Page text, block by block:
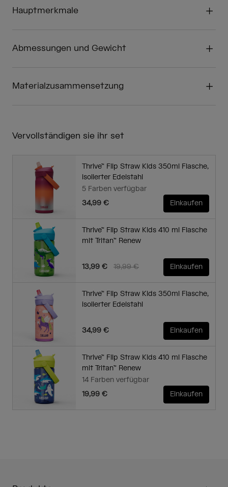
Hauptmerkmale
Abmessungen und Gewicht
Materialzusammensetzung
Vervollständigen sie ihr set
Thrive™ Flip Straw Kids 350ml Flasche,
isolierter Edelstahl
5 Farben verfügbar
34,99 €
Einkaufen
Thrive™ Flip Straw Kids 410 ml Flasche
mit Tritan™ Renew
Price reduced from
19,99 €to
13,99 € Einkaufen
Thrive™ Flip Straw Kids 350ml Flasche,
isolierter Edelstahl
34,99 € Einkaufen
Thrive™ Flip Straw Kids 410 ml Flasche
mit Tritan™ Renew
14 Farben verfügbar
19,99 €
Einkaufen